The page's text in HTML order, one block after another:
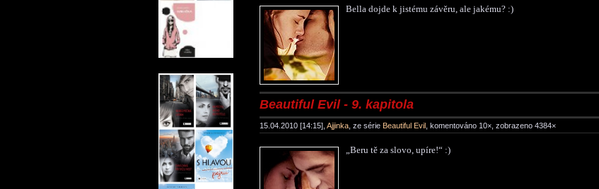
Bella dojde k jistému závěru, ale jakému? :)
Beautiful Evil - 9. kapitola
15.04.2010 [14:15], Ajjinka , ze série Beautiful Evil , komentováno 10×, zobrazeno 4384×
„Beru tě za slovo, upíre!“ :)